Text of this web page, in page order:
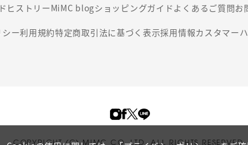
ヒストリーMiMC blogショッピングガイド よくあるご質問お
シー利用規約特定商取引法に基づく表示採用情報カスタマー
COPYRIGHT (C) MIMC CO. LTD. ALL RIGHTS RESERVED.